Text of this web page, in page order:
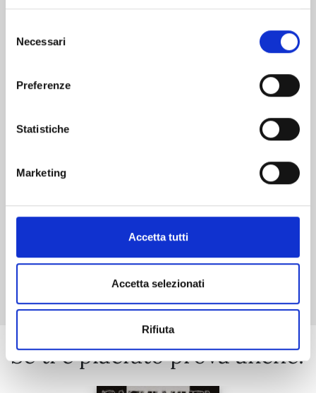
delNecessari
Preferenze
Statistiche
Marketing
Accetta tutti
Accetta selezionati
Rifiuta
Mostra tutto
Se ti è piaciuto prova anche: